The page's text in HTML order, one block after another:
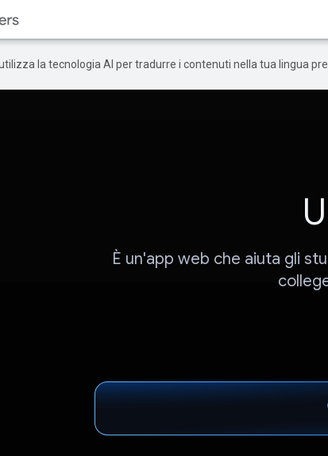
la tecnologia AI per tradurre i contenuti nella tua lingua
È un'app web che aiuta gli